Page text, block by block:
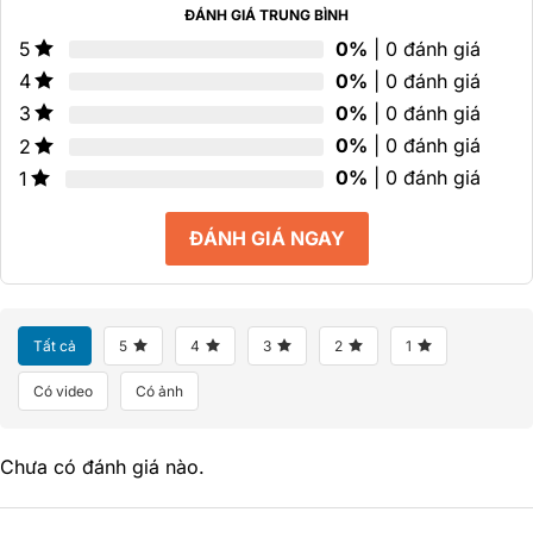
ĐÁNH GIÁ TRUNG BÌNH
5 0% | 0 đánh giá
4
0% | 0 đánh giá
3
0% | 0 đánh giá
2
0% | 0 đánh giá
1
0% | 0 đánh giá
ĐÁNH GIÁ NGAY
Tất cả 5 4 3 2 1
Có video Có ảnh
Chưa có đánh giá nào.